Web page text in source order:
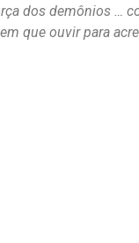
dos demônios …
que ouvir para